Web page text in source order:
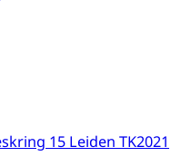
15 Leiden TK2021